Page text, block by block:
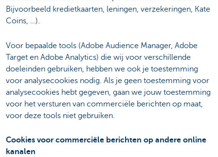
Bijvoorbeeld kredietkaarten, leningen, verzekeringen, Kate
Coins, …).
Voor bepaalde tools (Adobe Audience Manager, Adobe
Target en Adobe Analytics) die wij voor verschillende
doeleinden gebruiken, hebben we ook je toestemming
voor analysecookies nodig. Als je geen toestemming voor
analysecookies hebt gegeven, gaan we jouw toestemming
voor het versturen van commerciële berichten op maat,
voor deze tools niet gebruiken.
Cookies voor commerciële berichten op andere online
kanalen